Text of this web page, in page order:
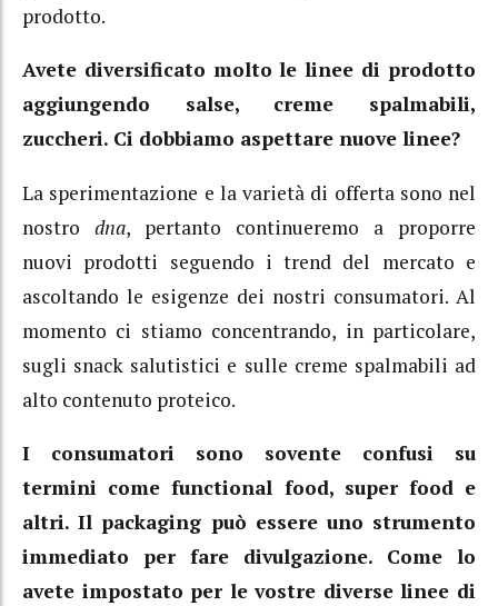
prodotto.
Avete diversificato molto le linee di prodotto
aggiungendo salse, creme spalmabili,
zuccheri. Ci dobbiamo aspettare nuove linee?
La sperimentazione e la varietà di offerta sono nel
nostro dna, pertanto continueremo a proporre
nuovi prodotti seguendo i trend del mercato e
ascoltando le esigenze dei nostri consumatori. Al
momento ci stiamo concentrando, in particolare,
sugli snack salutistici e sulle creme spalmabili ad
alto contenuto proteico.
I consumatori sono sovente confusi su
termini come functional food, super food e
altri. Il packaging può essere uno strumento
immediato per fare divulgazione. Come lo
avete impostato per le vostre diverse linee di